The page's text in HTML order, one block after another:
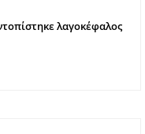
λαγοκέφαλος